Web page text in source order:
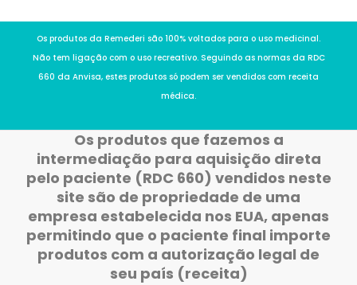
Os produtos da Remederi são 100% voltados para o uso medicinal.
Não tem ligação com o uso recreativo. Seguindo as normas da RDC
660 da Anvisa, estes produtos só podem ser vendidos com receita
médica.
Os produtos que fazemos a
intermediação para aquisição direta
pelo paciente (RDC 660) vendidos neste
site são de propriedade de uma
empresa estabelecida nos EUA, apenas
permitindo que o paciente final importe
produtos com a autorização legal de
seu país (receita)